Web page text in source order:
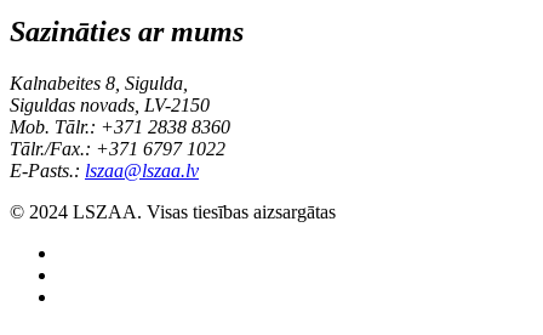
Sazināties ar mums
Kalnabeites 8, Sigulda,
Siguldas novads, LV-2150
Mob. Tālr.: +371 2838 8360
Tālr./Fax.: +371 6797 1022
E-Pasts.: lszaa@lszaa.lv
© 2024 LSZAA. Visas tiesības aizsargātas